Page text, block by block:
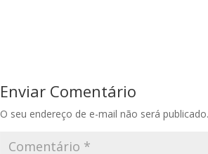
Enviar Comentário
O seu endereço de e-mail não será publicado.